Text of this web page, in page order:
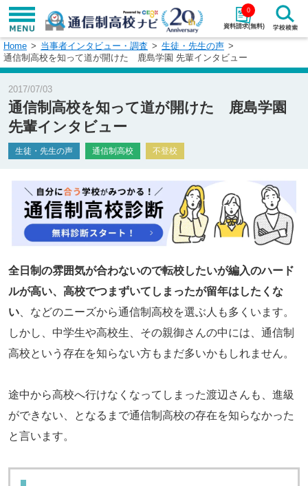
資料請求(無料)
0
学校名で探す
エリアから探す
エリアを選択して探す
関東 北海道・東北
東海 北陸・甲信越
近畿 中国
四国 九州・沖縄
閉じる
Home 当事者インタビュー・調査
生徒・先生の声
通信制高校を知って道が開けた 鹿島学園 先輩インタビュー
2017/07/03
通信制高校を知って道が開けた 鹿島学園
先輩インタビュー
生徒・先生の声 通信制高校 不登校
全日制の雰囲気が合わないので転校したいが編入のハード
ルが高い、高校でつまずいてしまったが留年はしたくな
い、などのニーズから通信制高校を選ぶ人も多くいます。
しかし、中学生や高校生、その親御さんの中には、通信制
高校という存在を知らない方もまだ多いかもしれません。
途中から高校へ行けなくなってしまった渡辺さんも、進級
ができない、となるまで通信制高校の存在を知らなかった
と言います。